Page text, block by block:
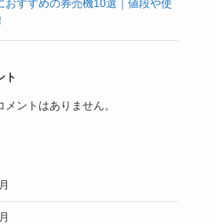
おすすめの券売機10選｜値段や使
ト
ントはありません。